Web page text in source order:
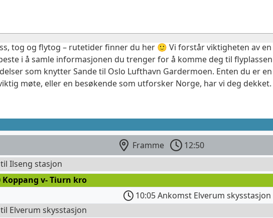
tog og flytog – rutetider finner du her 🙂 Vi forstår viktigheten av
i å samle informasjonen du trenger for å komme deg til
som knytter Sande til Oslo Lufthavn Gardermoen. Enten du er
møte, eller en besøkende som utforsker Norge, har vi deg dekket.
Framme
12:50
Ilseng stasjon
Koppang v- Tiurn kro
10:05 Ankomst Elverum skysstasjon
Elverum skysstasjon